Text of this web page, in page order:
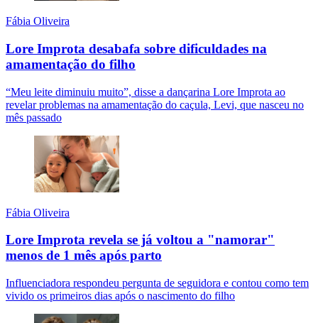
Fábia Oliveira
Lore Improta desabafa sobre dificuldades na
amamentação do filho
“Meu leite diminuiu muito”, disse a dançarina Lore Improta ao
revelar problemas na amamentação do caçula, Levi, que nasceu no
mês passado
Fábia Oliveira
Lore Improta revela se já voltou a "namorar"
menos de 1 mês após parto
Influenciadora respondeu pergunta de seguidora e contou como tem
vivido os primeiros dias após o nascimento do filho